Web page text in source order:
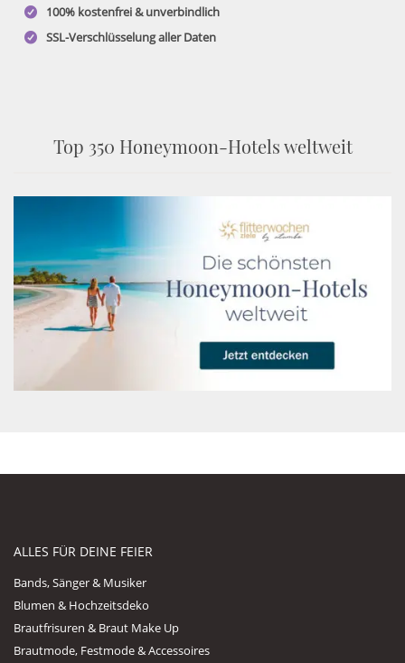
100% kostenfrei & unverbindlich
SSL-Verschlüsselung aller Daten
Top 350 Honeymoon-Hotels weltweit
ALLES FÜR DEINE FEIER
Bands, Sänger & Musiker
Blumen & Hochzeitsdeko
Brautfrisuren & Braut Make Up
Brautmode, Festmode & Accessoires